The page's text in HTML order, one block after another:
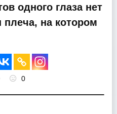
одного глаза нет
на котором
0